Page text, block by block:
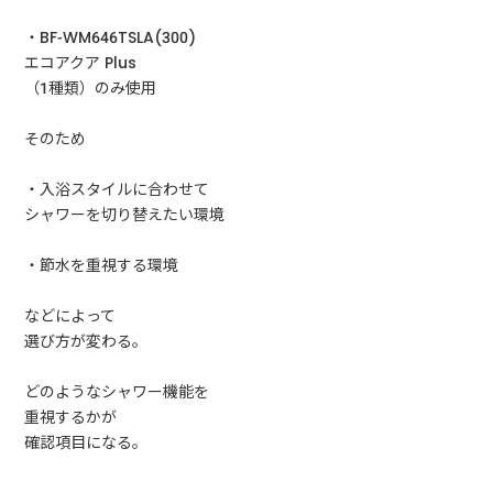
・BF-WM646TSLA(300)
エコアクア Plus
（1種類）のみ使用
そのため
・入浴スタイルに合わせて
シャワーを切り替えたい環境
・節水を重視する環境
などによって
選び方が変わる。
どのようなシャワー機能を
重視するかが
確認項目になる。